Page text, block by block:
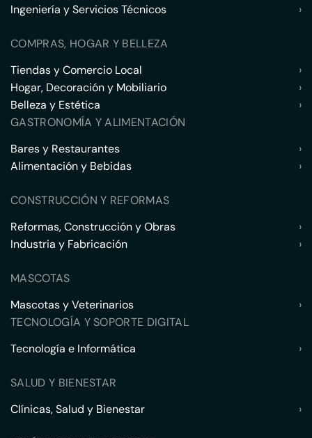
Ingeniería y Servicios Técnicos
›
COMPRAS, HOGAR Y BELLEZA
Tiendas y Comercio Local
›
Hogar, Decoración y Mobiliario
›
Belleza y Estética
›
GASTRONOMÍA Y ALIMENTACIÓN
Bares y Restaurantes
›
Alimentación y Bebidas
›
CONSTRUCCIÓN Y REFORMAS
Reformas, Construcción y Obras
›
Industria y Fabricación
›
MASCOTAS
Mascotas y Veterinarios
›
TECNOLOGÍA Y SOPORTE DIGITAL
Tecnología e Informática
›
SALUD Y BIENESTAR
Clínicas, Salud y Bienestar
›